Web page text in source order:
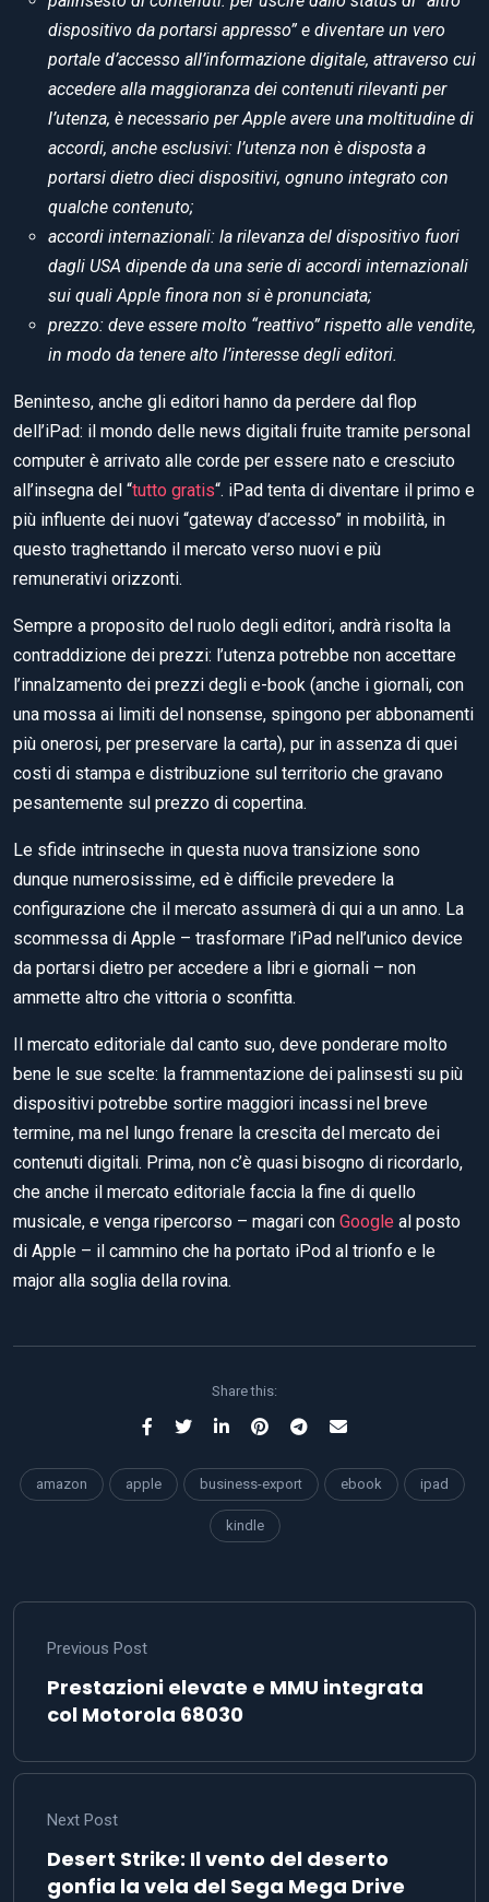
dispositivo da portarsi appresso” e diventare un vero
portale d’accesso all’informazione digitale, attraverso cui
accedere alla maggioranza dei contenuti rilevanti per
l’utenza, è necessario per Apple avere una moltitudine di
accordi, anche esclusivi: l’utenza non è disposta a
portarsi dietro dieci dispositivi, ognuno integrato con
qualche contenuto;
accordi internazionali: la rilevanza del dispositivo fuori
dagli USA dipende da una serie di accordi internazionali
sui quali Apple finora non si è pronunciata;
prezzo: deve essere molto “reattivo” rispetto alle vendite,
in modo da tenere alto l’interesse degli editori.
Beninteso, anche gli editori hanno da perdere dal flop
dell’iPad: il mondo delle news digitali fruite tramite personal
computer è arrivato alle corde per essere nato e cresciuto
all’insegna del “tutto gratis“. iPad tenta di diventare il primo e
più influente dei nuovi “gateway d’accesso” in mobilità, in
questo traghettando il mercato verso nuovi e più
remunerativi orizzonti.
Sempre a proposito del ruolo degli editori, andrà risolta la
contraddizione dei prezzi: l’utenza potrebbe non accettare
l’innalzamento dei prezzi degli e-book (anche i giornali, con
una mossa ai limiti del nonsense, spingono per abbonamenti
più onerosi, per preservare la carta), pur in assenza di quei
costi di stampa e distribuzione sul territorio che gravano
pesantemente sul prezzo di copertina.
Le sfide intrinseche in questa nuova transizione sono
dunque numerosissime, ed è difficile prevedere la
configurazione che il mercato assumerà di qui a un anno. La
scommessa di Apple – trasformare l’iPad nell’unico device
da portarsi dietro per accedere a libri e giornali – non
ammette altro che vittoria o sconfitta.
Il mercato editoriale dal canto suo, deve ponderare molto
bene le sue scelte: la frammentazione dei palinsesti su più
dispositivi potrebbe sortire maggiori incassi nel breve
termine, ma nel lungo frenare la crescita del mercato dei
contenuti digitali. Prima, non c’è quasi bisogno di ricordarlo,
che anche il mercato editoriale faccia la fine di quello
musicale, e venga ripercorso – magari con Google al posto
di Apple – il cammino che ha portato iPod al trionfo e le
major alla soglia della rovina.
Share this:
amazon apple business-export ebook ipad
kindle
Previous Post
Prestazioni elevate e MMU integrata
col Motorola 68030
Next Post
Desert Strike: Il vento del deserto
gonfia la vela del Sega Mega Drive